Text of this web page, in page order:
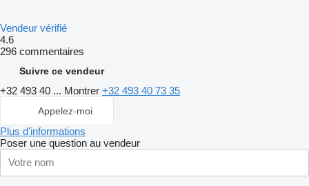
Vendeur vérifié
4.6
296 commentaires
Suivre ce vendeur
+32 493 40 ... Montrer +32 493 40 73 35
Appelez-moi
Plus d'informations
Poser une question au vendeur